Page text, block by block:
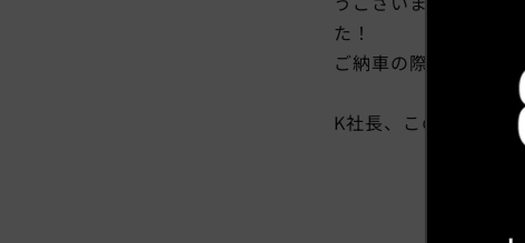
た！
ご納車の際には「次
K社長、この度は弊社